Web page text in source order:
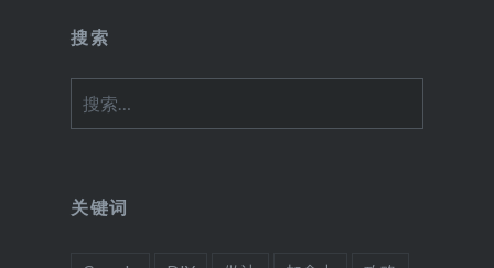
搜索
索：
关键词